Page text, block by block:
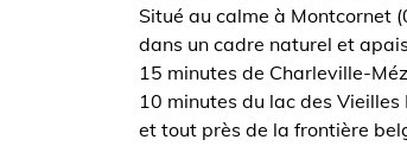
Situé au calme à Montcornet
dans un cadre naturel et
15 minutes de Charleville-
10 minutes du lac des Vieilles
et tout près de la frontière